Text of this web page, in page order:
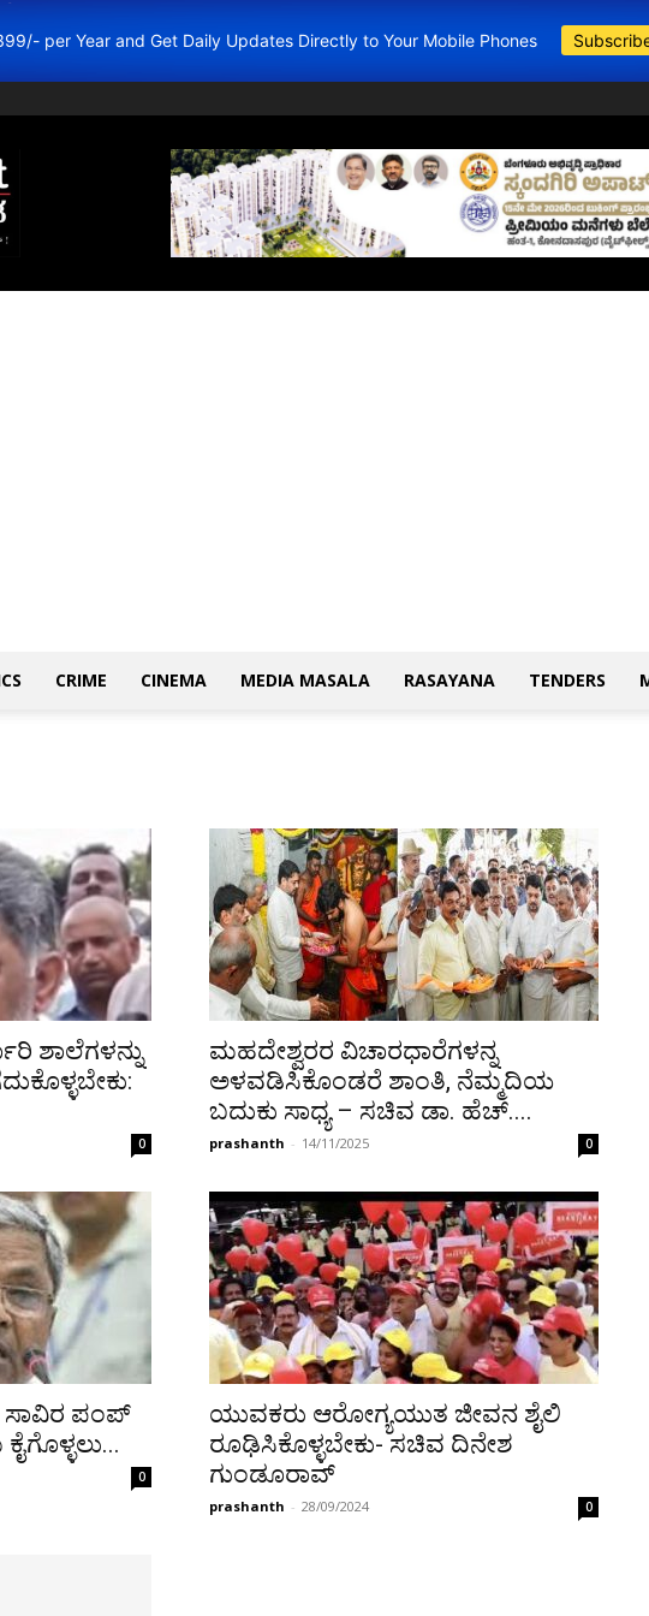
per Year and Get Daily Updates Directly to Your Mobile Phones
BDA
CRIME CINEMA MEDIA MASALA RASAYANA TENDERS
ಶಾಲೆಗಳನ್ನು
0
ಮಹದೇಶ್ವರರ ವಿಚಾರಧಾರೆಗಳನ್ನ
ಅಳವಡಿಸಿಕೊಂಡರೆ ಶಾಂತಿ, ನೆಮ್ಮದಿಯ
ಬದುಕು ಸಾಧ್ಯ – ಸಚಿವ ಡಾ. ಹೆಚ್....
prashanth - 14/11/2025 0
ಪಂಪ್
0
ಯುವಕರು ಆರೋಗ್ಯಯುತ ಜೀವನ ಶೈಲಿ
ರೂಢಿಸಿಕೊಳ್ಳಬೇಕು- ಸಚಿವ ದಿನೇಶ
ಗುಂಡೂರಾವ್
prashanth - 28/09/2024 0